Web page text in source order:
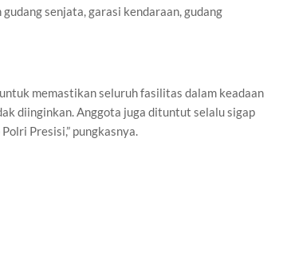
senjata, garasi kendaraan, gudang
memastikan seluruh fasilitas dalam keadaan
diinginkan. Anggota juga dituntut selalu sigap
Presisi,” pungkasnya.